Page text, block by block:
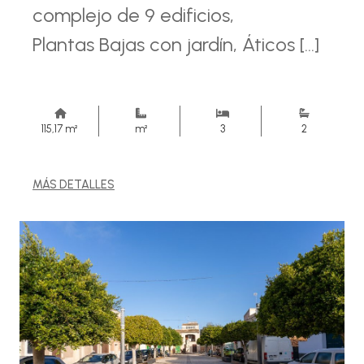
complejo de 9 edificios,
Plantas Bajas con jardín, Áticos [...]
115,17 m² m² 3 2
MÁS DETALLES